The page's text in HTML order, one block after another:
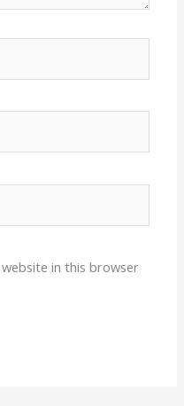
website in this browser